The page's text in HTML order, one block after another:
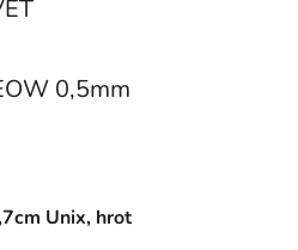
z 5 hvězdiček.
0,5mm
z 5 hvězdiček.
Unix, hrot